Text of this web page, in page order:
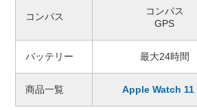
コンパス
コンパス
GPS
バッテリー 最大24時間
商品一覧 Apple Watch 11